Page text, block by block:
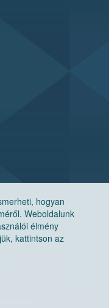
hogyan
Weboldalunk
élmény
kattintson az
Hivatal